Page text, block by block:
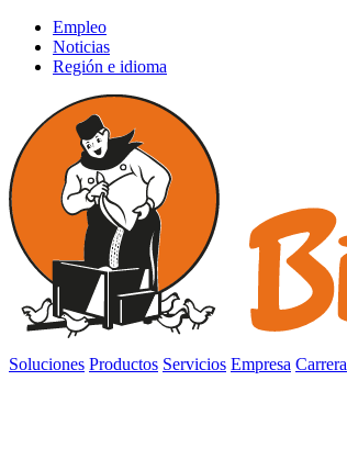
Empleo
Noticias
Región e idioma
Soluciones Productos Servicios Empresa Carrera